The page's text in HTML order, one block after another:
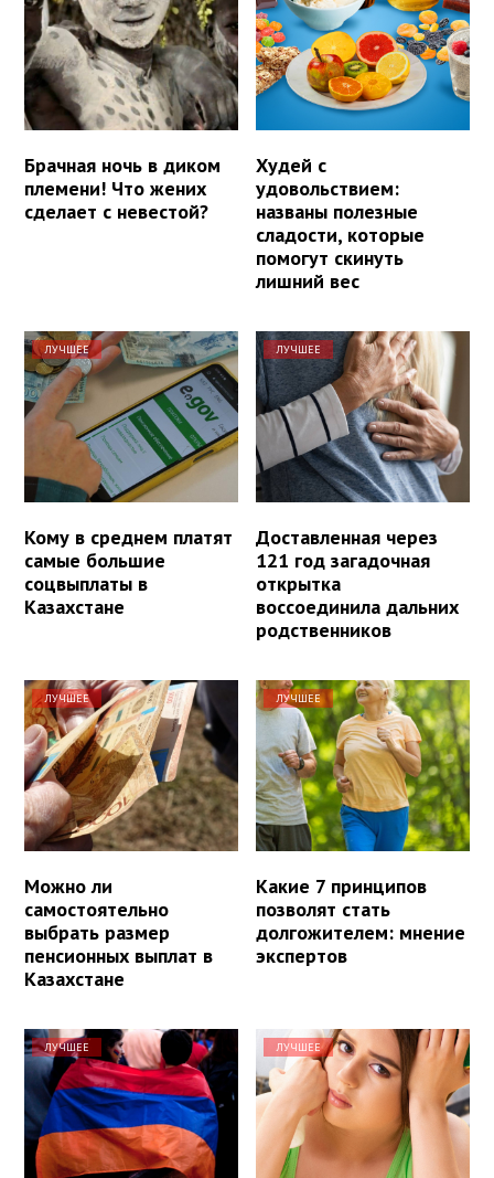
Брачная ночь в диком
племени! Что жених
сделает с невестой?
Худей с
удовольствием:
названы полезные
сладости, которые
помогут скинуть
лишний вес
ЛУЧШЕЕ
Кому в среднем платят
самые большие
соцвыплаты в
Казахстане
ЛУЧШЕЕ
Доставленная через
121 год загадочная
открытка
воссоединила дальних
родственников
ЛУЧШЕЕ
Можно ли
самостоятельно
выбрать размер
пенсионных выплат в
Казахстане
ЛУЧШЕЕ
Какие 7 принципов
позволят стать
долгожителем: мнение
экспертов
ЛУЧШЕЕ ЛУЧШЕЕ